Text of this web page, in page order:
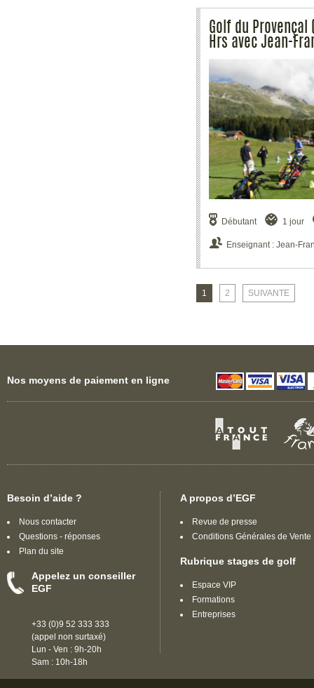
Golf du
Hrs avec Jean-
Débutant 1 jour
Enseignant : Jean-
1 2 SUIVANTE
Nos moyens de paiement en ligne
Besoin d’aide ?
Nous contacter
Questions - réponses
Plan du site
Appelez un conseiller
EGF
+33 (0)9 52 333 333
(appel non surtaxé)
Lun - Ven : 9h-20h
Sam : 10h-18h
A propos d’EGF
Revue de presse
Conditions Générales de Vente
Rubrique stages de golf
Espace VIP
Formations
Entreprises